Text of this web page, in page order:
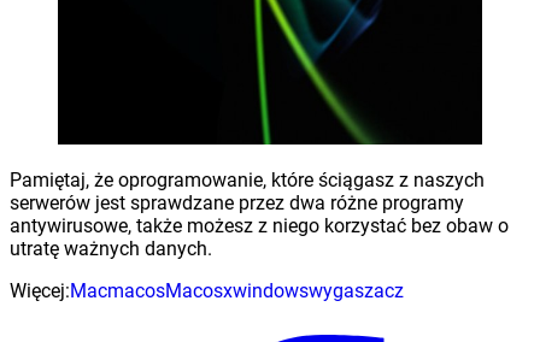
Pamiętaj, że oprogramowanie, które ściągasz z naszych
serwerów jest sprawdzane przez dwa różne programy
antywirusowe, także możesz z niego korzystać bez obaw o
utratę ważnych danych.
Więcej:MacmacosMacosxwindowswygaszacz